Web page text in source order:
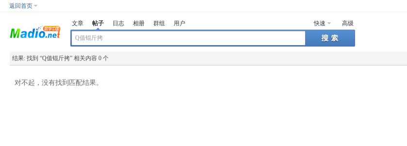
返回首页
快速 高级
文章 帖子 日志 相册 群组 用户
结果: 找到 “Q值锟斤拷” 相关内容 0 个
对不起，没有找到匹配结果。